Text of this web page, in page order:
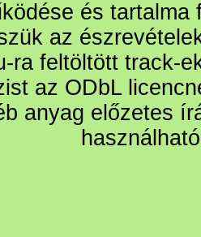
és
az
ra feltöltött track-
az ODbL
anyag előzetes